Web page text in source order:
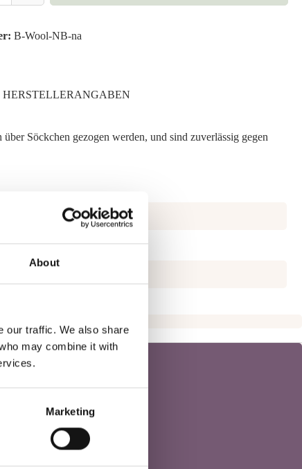
About
our traffic. We also share
may combine it with
Marketing
B-Wool-NB-na
HERSTELLERANGABEN
Söckchen gezogen werden, und sind zuverlässig gegen